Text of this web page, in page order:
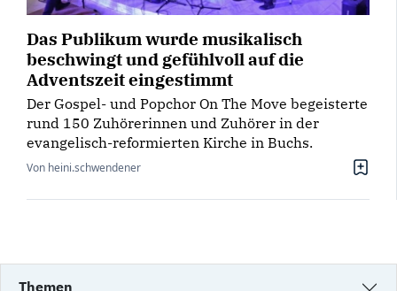
Das Publikum wurde musikalisch
beschwingt und gefühlvoll auf die
Adventszeit eingestimmt
Der Gospel- und Popchor On The Move begeisterte
rund 150 Zuhörerinnen und Zuhörer in der
evangelisch-reformierten Kirche in Buchs.
Von heini.schwendener
Themen